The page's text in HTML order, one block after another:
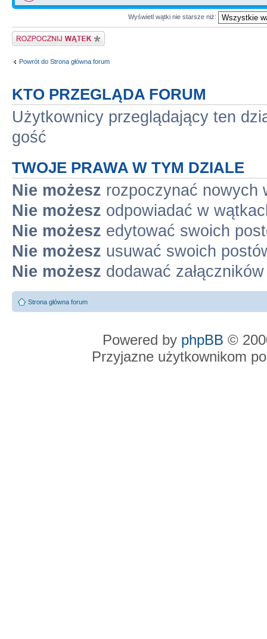
Wyświetl wątki nie starsze niż:
Napisz wątek
Powrót do Strona główna forum
KTO PRZEGLĄDA FORUM
Użytkownicy przeglądający ten
gość
TWOJE PRAWA W TYM DZIALE
Nie możesz rozpoczynać nowych
Nie możesz odpowiadać w
Nie możesz edytować swoich
Nie możesz usuwać swoich
Nie możesz dodawać załączników
Strona główna forum
Powered by phpBB ©
Przyjazne użytkownikom